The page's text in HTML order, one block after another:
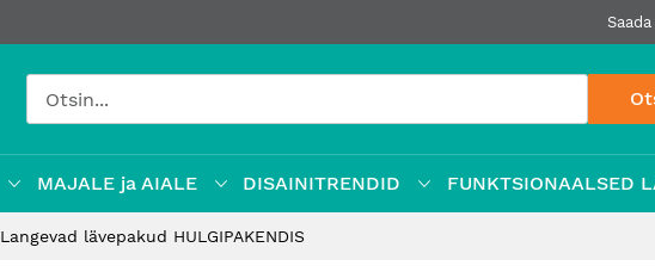
MAJALE ja AIALE DISAINITRENDID FUNKTSIONAALSED
Langevad lävepakud HULGIPAKENDIS